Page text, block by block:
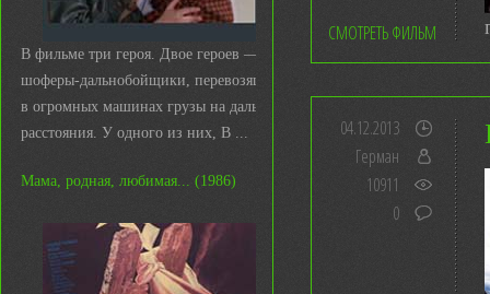
В фильме три героя. Двое героев —
шоферы-дальнобойщики, перевозящие
в огромных машинах грузы на дальние
расстояния. У одного из них, В ...
Мама, родная, любимая... (1986)
СМОТРЕТЬ ФИЛЬМ
04.12.2013
Герман
10911
0